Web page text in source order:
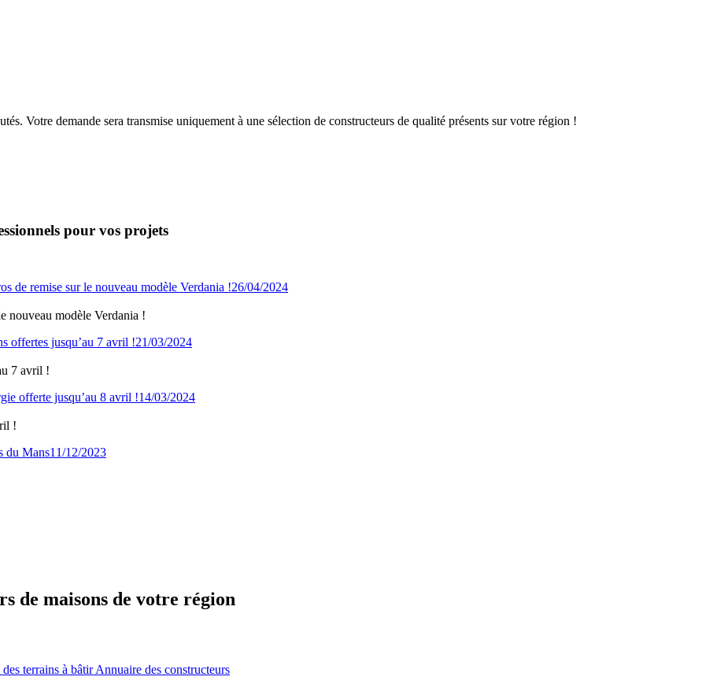
Votre demande sera transmise uniquement à une sélection de constructeurs de qualité présents sur votre région !
pour vos projets
26/04/2024
nouveau modèle Verdania !
21/03/2024
7 avril !
14/03/2024
!
11/12/2023
de maisons de votre région
terrains à bâtirAnnuaire des constructeurs